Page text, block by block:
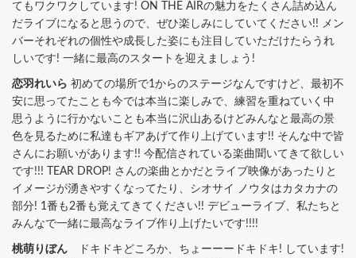
てもワクワクしています! ON THE AIRの魅力をたくさん詰め込ん
だライブになると思うので、ぜひ楽しみにしていてください!! メン
バーそれぞれの個性や成長した姿にも注目していただけたらうれ
しいです! 一緒に最高のスタートを迎えましょう!
恋羽れいら 初めての場所で1からのステージなんですけど、最初不
安に思ってたことも今では本当に楽しみで、練習を重ねていく中
思うように行かないことも本当に沢山あるけどみんなと最高の景
色を見るために私達もギアあげて作り上げています!! そんな中で皆
さんにお願いがあります!! 今配信されている楽曲聞いてきて欲しい
です!!! TEAR DROP! さんの楽曲とかだとライブ映像があったりと
イメージが湧きやすくなってたり、シオサイ ノウタはカタカナの
部分! 1番も2番も覚えてきてください!! デビューライブ、私たちと
みんなで一緒に最高なライブ作り上げたいです!!!!
桃萌りぼん
ドキドキどころか、ちょーーードキドキ! しています!